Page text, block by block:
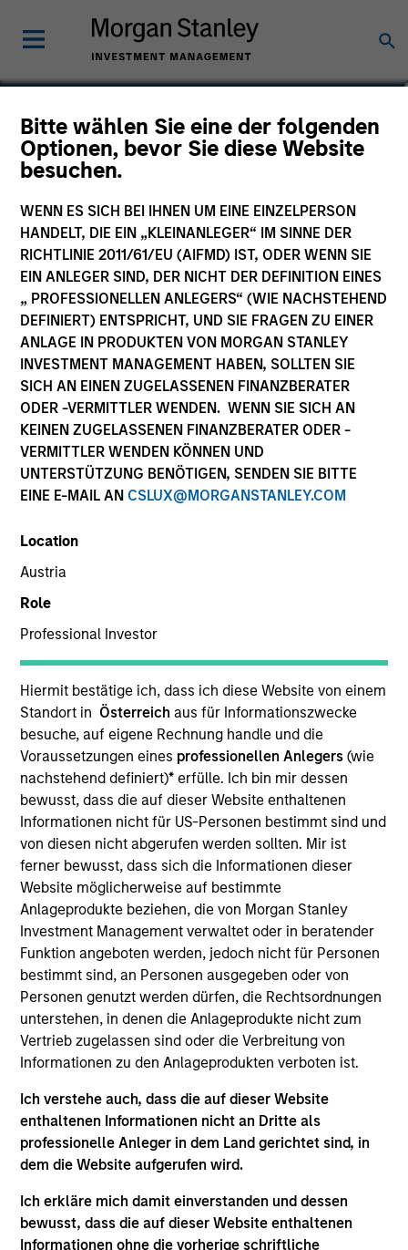
Bitte wählen Sie eine der folgenden
Optionen, bevor Sie diese Website
besuchen.
WENN ES SICH BEI IHNEN UM EINE EINZELPERSON
HANDELT, DIE EIN „KLEINANLEGER“ IM SINNE DER
RICHTLINIE 2011/61/EU (AIFMD) IST, ODER WENN SIE
EIN ANLEGER SIND, DER NICHT DER DEFINITION EINES
„ PROFESSIONELLEN ANLEGERS“ (WIE NACHSTEHEND
DEFINIERT) ENTSPRICHT, UND SIE FRAGEN ZU EINER
ANLAGE IN PRODUKTEN VON MORGAN STANLEY
INVESTMENT MANAGEMENT HABEN, SOLLTEN SIE
SICH AN EINEN ZUGELASSENEN FINANZBERATER
ODER -VERMITTLER WENDEN. WENN SIE SICH AN
KEINEN ZUGELASSENEN FINANZBERATER ODER -
VERMITTLER WENDEN KÖNNEN UND
UNTERSTÜTZUNG BENÖTIGEN, SENDEN SIE BITTE
EINE E-MAIL AN CSLUX@MORGANSTANLEY.COM
Location
Austria
Role
Professional Investor
Hiermit bestätige ich, dass ich diese Website von einem
Standort in Österreich aus für Informationszwecke
besuche, auf eigene Rechnung handle und die
Voraussetzungen eines professionellen Anlegers(wie
nachstehend definiert)* erfülle. Ich bin mir dessen
bewusst, dass die auf dieser Website enthaltenen
Informationen nicht für US-Personen bestimmt sind und
von diesen nicht abgerufen werden sollten. Mir ist
ferner bewusst, dass sich die Informationen dieser
Website möglicherweise auf bestimmte
Anlageprodukte beziehen, die von Morgan Stanley
Investment Management verwaltet oder in beratender
Funktion angeboten werden, jedoch nicht für Personen
bestimmt sind, an Personen ausgegeben oder von
Personen genutzt werden dürfen, die Rechtsordnungen
unterstehen, in denen die Anlageprodukte nicht zum
Vertrieb zugelassen sind oder die Verbreitung von
Informationen zu den Anlageprodukten verboten ist.
Ich verstehe auch, dass die auf dieser Website
enthaltenen Informationen nicht an Dritte als
professionelle Anleger in dem Land gerichtet sind, in
dem die Website aufgerufen wird.
Ich erkläre mich damit einverstanden und dessen
bewusst, dass die auf dieser Website enthaltenen
Informationen ohne die vorherige schriftliche
Ping Chen
Executive Director
YEARS OF INDUSTRY EXPERIENCE
Ping is a quantitative analyst for the Morgan
Stanley Alternative Investment Partners Hedge
Fund group, focusing on the quantitative analysis of
hedge funds and portable alpha portfolios. She
joined Morgan Stanley AIP in 2006 and has 17
years of industry experience. Ping received a B.S.
in computer science from Tsinghua University,
China. She also received an M.S. in knowledge
discovery and data mining as well as a Ph.D. in civil
and environmental engineering from Carnegie
Mellon University. Ping is a Level III candidate in the
Chartered Financial Analyst Program.
Liquid Diversifier
Seeks to provide an attractive total return,
with low correlation to traditional asset
classes.
May not represent all Team Members.